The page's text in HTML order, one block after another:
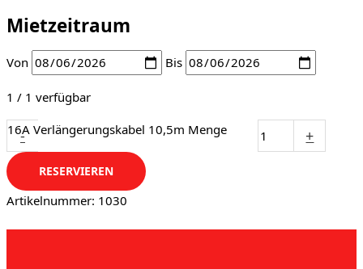
Mietzeitraum
Von Bis
1 / 1 verfügbar
-
16A Verlängerungskabel 10,5m Menge +
RESERVIEREN
Artikelnummer: 1030